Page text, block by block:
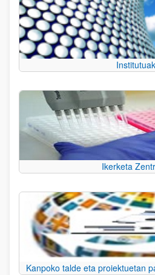
Institutuak
Ikerketa
Kanpoko talde eta proiektuetan